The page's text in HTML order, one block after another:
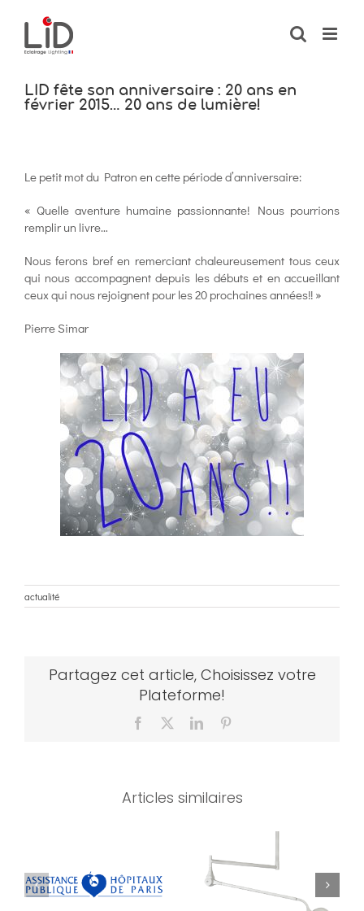
contenu
LID fête son anniversaire : 20 ans en
février 2015… 20 ans de lumière!
Le petit mot du Patron en cette période d’anniversaire:
« Quelle aventure humaine passionnante! Nous pourrions
remplir un livre…
Nous ferons bref en remerciant chaleureusement tous ceux
qui nous accompagnent depuis les débuts et en accueillant
ceux qui nous rejoignent pour les 20 prochaines années!! »
Pierre Simar
actualité
Partagez cet article, Choisissez votre
Plateforme!
Facebook LinkedIn
Articles similaires